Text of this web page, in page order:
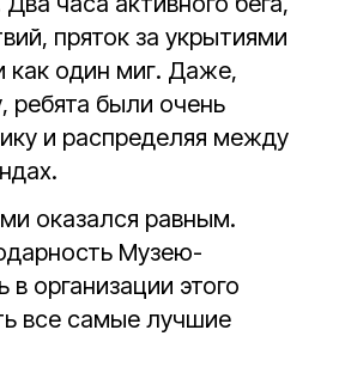
пряток за укрытиями
как один миг. Даже,
ребята были очень
и распределяя между
оказался равным.
Музею-
организации этого
все самые лучшие